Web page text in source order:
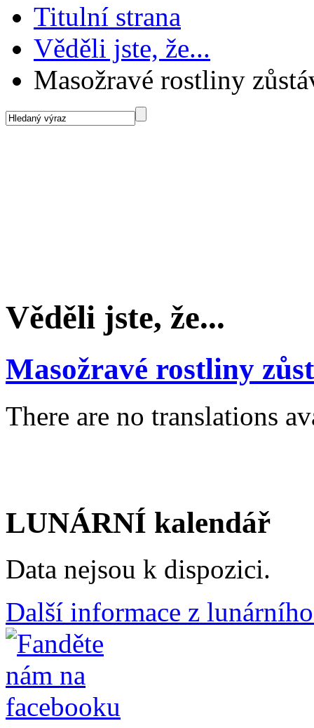
Titulní strana
Věděli jste, že...
Masožravé rostliny
Věděli jste, že...
Masožravé rostliny
There are no translations
LUNÁRNÍ kalendář
Data nejsou k dispozici.
Další informace z